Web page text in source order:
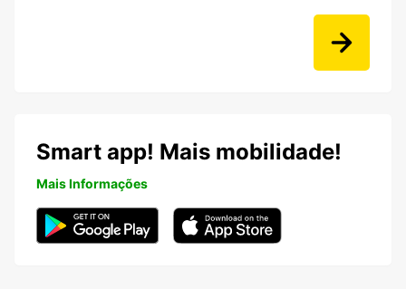
Smart app! Mais mobilidade!
Mais Informações